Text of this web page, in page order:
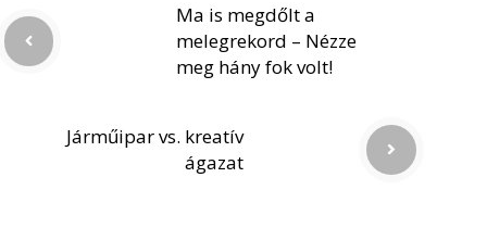
Ma is megdőlt a
melegrekord – Nézze
meg hány fok volt!
Járműipar vs. kreatív
ágazat